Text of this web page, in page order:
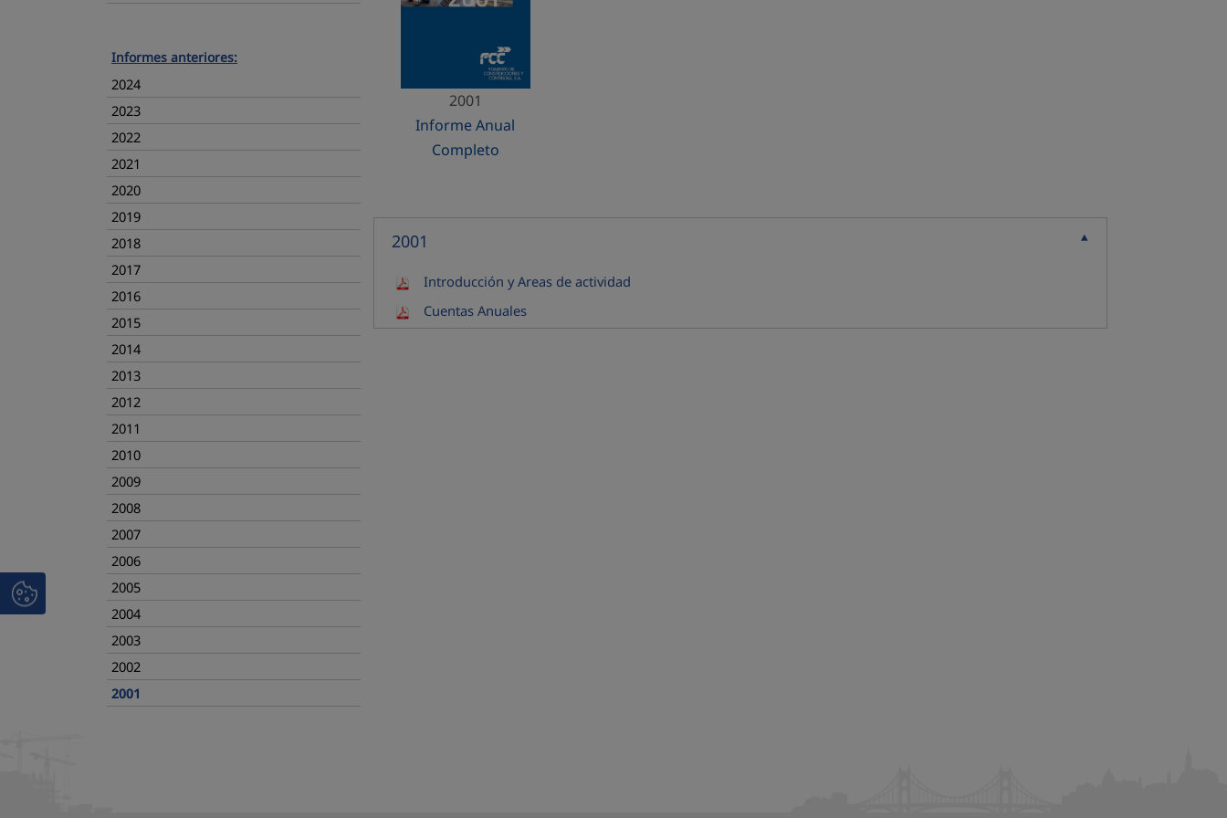
Informes anteriores:
2024
2023
2022
2021
2020
2019
2018
2017
2016
2015
2014
2013
2012
2011
2010
2009
2008
2007
2006
2005
2004
2003
2002
2001
2001
Informe Anual
Completo
2001
Introducción y Areas de actividad
Cuentas Anuales